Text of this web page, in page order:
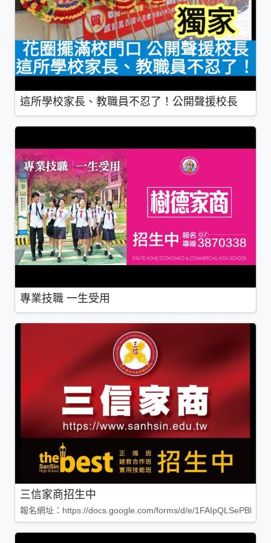
這所學校家長、教職員不忍了！公開聲援校長
專業技職 一生受用
三信家商招生中
報名網址：https://docs.google.com/forms/d/e/